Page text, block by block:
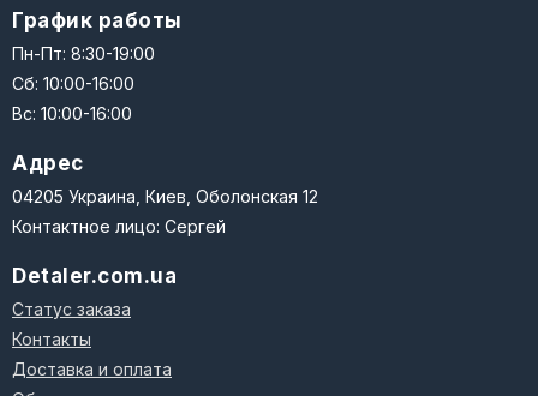
График работы
Пн-Пт: 8:30-19:00
Сб: 10:00-16:00
Вс: 10:00-16:00
Адрес
04205 Украина, Киев, Оболонская 12
Контактное лицо: Сергей
Detaler.com.ua
Статус заказа
Контакты
Доставка и оплата